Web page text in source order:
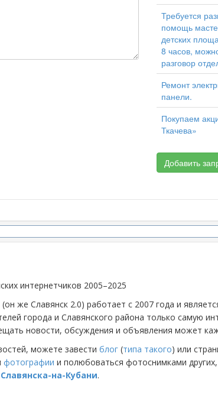
Требуется
помощь
детских
8 часов,
разговор
Ремонт
панели.
Покупаем
Ткачева»
Добавить
интернетчиков 2005–2025
(он же Славянск 2.0) работает с 2007 года и
города и Славянского района только самую
новости, обсуждения и объявления может
можете завести блог (типа такого) или
фотографии и полюбоваться фотоснимками других,
на-Кубани.